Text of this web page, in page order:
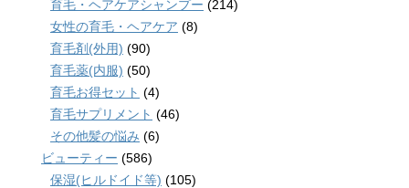
育毛・ヘアケアシャンプー (214)
女性の育毛・ヘアケア (8)
育毛剤(外用) (90)
育毛薬(内服) (50)
育毛お得セット (4)
育毛サプリメント (46)
その他髪の悩み (6)
ビューティー (586)
保湿(ヒルドイド等) (105)